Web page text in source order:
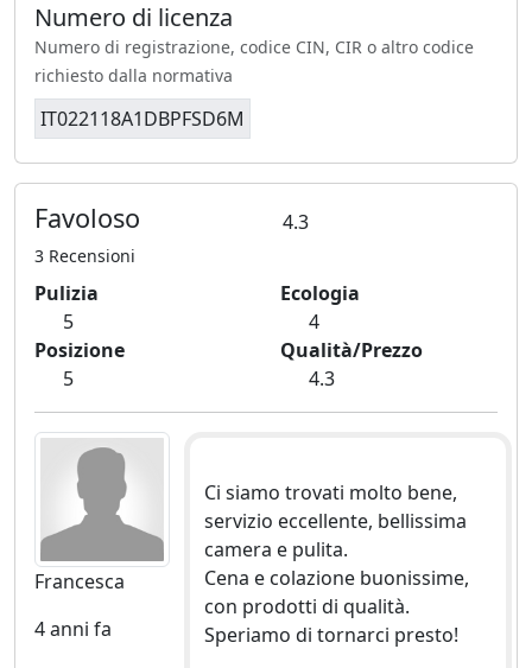
Numero di licenza
Numero di registrazione, codice CIN, CIR o altro codice
richiesto dalla normativa
IT022118A1DBPFSD6M
Favoloso 4.3
3 Recensioni
Pulizia
5
Ecologia
4
Posizione
5
Qualità/Prezzo
4.3
Francesca
4 anni fa
Ci siamo trovati molto bene,
servizio eccellente, bellissima
camera e pulita.
Cena e colazione buonissime,
con prodotti di qualità.
Speriamo di tornarci presto!